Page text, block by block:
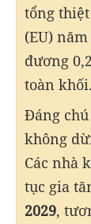
tổng
(EU)
đương
toàn khối.
Đáng chú
không
Các nhà
tục gia
2029,